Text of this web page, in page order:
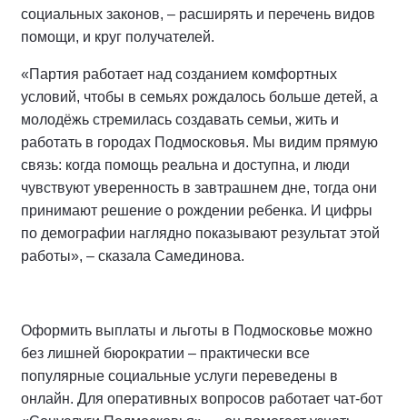
социальных законов, – расширять и перечень видов
помощи, и круг получателей.
«Партия работает над созданием комфортных
условий, чтобы в семьях рождалось больше детей, а
молодёжь стремилась создавать семьи, жить и
работать в городах Подмосковья. Мы видим прямую
связь: когда помощь реальна и доступна, и люди
чувствуют уверенность в завтрашнем дне, тогда они
принимают решение о рождении ребенка. И цифры
по демографии наглядно показывают результат этой
работы», – сказала Самединова.
Оформить выплаты и льготы в Подмосковье можно
без лишней бюрократии – практически все
популярные социальные услуги переведены в
онлайн. Для оперативных вопросов работает чат-бот